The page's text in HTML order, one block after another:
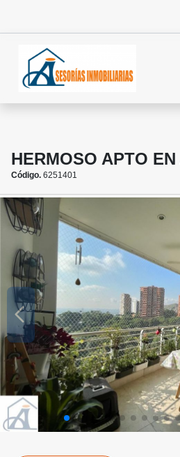
HERMOSO APTO
Código. 6251401